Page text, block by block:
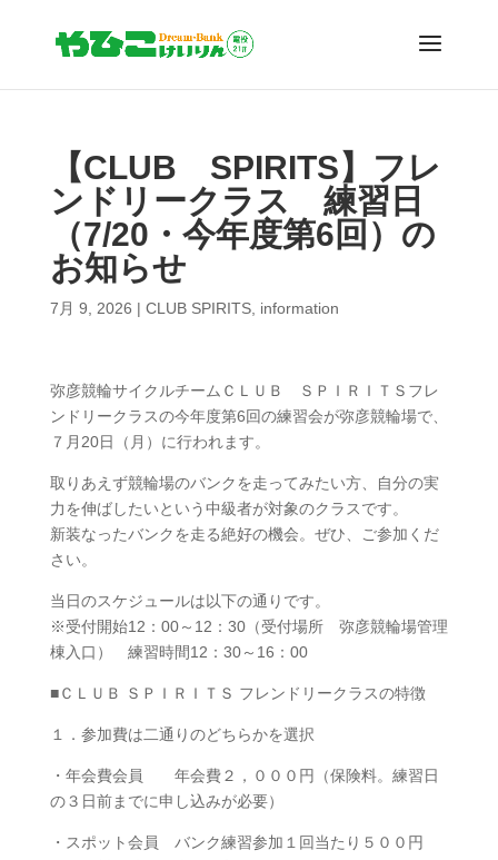
【CLUB SPIRITS】フレ
ンドリークラス 練習日
（7/20・今年度第6回）の
お知らせ
7月 9, 2026 | CLUB SPIRITS, information
弥彦競輪サイクルチームＣＬＵＢ ＳＰＩＲＩＴＳフレ
ンドリークラスの今年度第6回の練習会が弥彦競輪場で、
７月20日（月）に行われます。
取りあえず競輪場のバンクを走ってみたい方、自分の実
力を伸ばしたいという中級者が対象のクラスです。
新装なったバンクを走る絶好の機会。ぜひ、ご参加くだ
さい。
当日のスケジュールは以下の通りです。
※受付開始12：00～12：30（受付場所 弥彦競輪場管理
棟入口） 練習時間12：30～16：00
■ＣＬＵＢ ＳＰＩＲＩＴＳ フレンドリークラスの特徴
１．参加費は二通りのどちらかを選択
・年会費会員 年会費２，０００円（保険料。練習日
の３日前までに申し込みが必要）
・スポット会員 バンク練習参加１回当たり５００円